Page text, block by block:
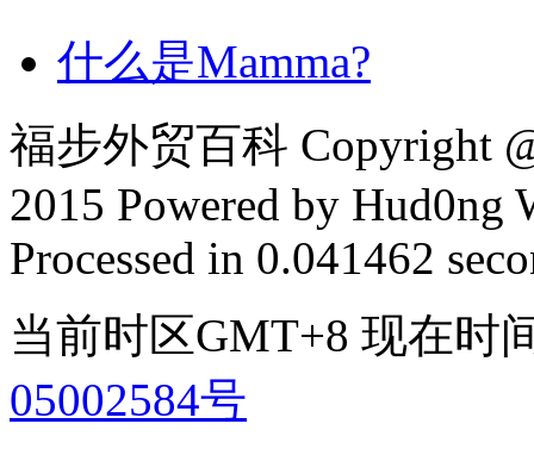
什么是Mamma?
福步外贸百科 Copyright
2015 Powered by Hud0ng
Processed in 0.041462
当前时区GMT+8 现在时
05002584号